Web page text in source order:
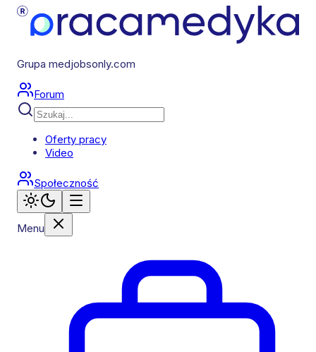
Grupa medjobsonly.com
Forum
Oferty pracy
Video
Społeczność
Menu